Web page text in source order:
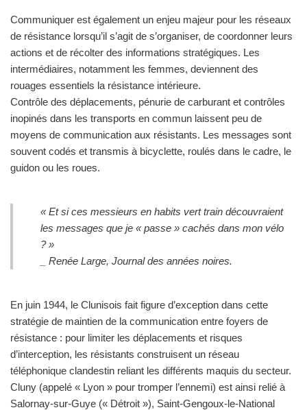
Communiquer est également un enjeu majeur pour les réseaux
de résistance lorsqu’il s’agit de s’organiser, de coordonner leurs
actions et de récolter des informations stratégiques. Les
intermédiaires, notamment les femmes, deviennent des
rouages essentiels la résistance intérieure.
Contrôle des déplacements, pénurie de carburant et contrôles
inopinés dans les transports en commun laissent peu de
moyens de communication aux résistants. Les messages sont
souvent codés et transmis à bicyclette, roulés dans le cadre, le
guidon ou les roues.
« Et si ces messieurs en habits vert train découvraient
les messages que je « passe » cachés dans mon vélo
? »
_ Renée Large, Journal des années noires.
En juin 1944, le Clunisois fait figure d’exception dans cette
stratégie de maintien de la communication entre foyers de
résistance : pour limiter les déplacements et risques
d’interception, les résistants construisent un réseau
téléphonique clandestin reliant les différents maquis du secteur.
Cluny (appelé « Lyon » pour tromper l’ennemi) est ainsi relié à
Salornay-sur-Guye (« Détroit »), Saint-Gengoux-le-National